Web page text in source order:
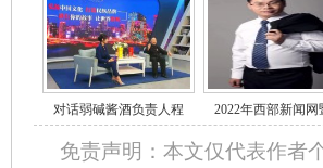
对话弱碱酱酒负责人程 2022年西部新闻网
免责声明：本文仅代表作者